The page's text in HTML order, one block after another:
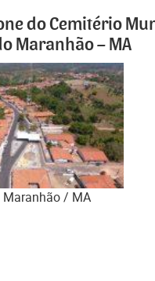
do Cemitério
Maranhão – MA
/ MA